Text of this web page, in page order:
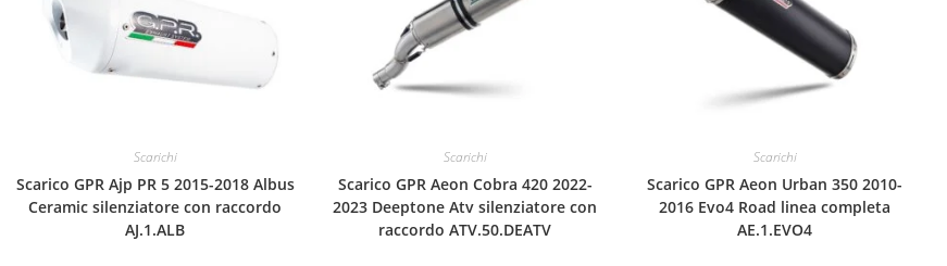
Scarichi
Scarico GPR Ajp PR 5 2015-2018 Albus
Ceramic silenziatore con raccordo
AJ.1.ALB
Scarichi
Scarico GPR Aeon Cobra 420 2022-
2023 Deeptone Atv silenziatore con
raccordo ATV.50.DEATV
Scarichi
Scarico GPR Aeon Urban 350 2010-
2016 Evo4 Road linea completa
AE.1.EVO4